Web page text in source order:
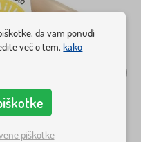
da vam ponudi
več o tem,kako
piškotke